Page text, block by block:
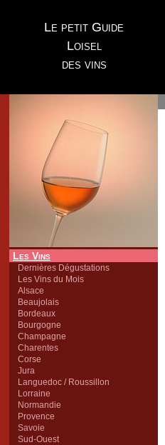
Le petit Guide
Loisel
des vins
Les Vins
Dernières Dégustations
Les Vins du Mois
Alsace
Beaujolais
Bordeaux
Bourgogne
Champagne
Charentes
Corse
Jura
Languedoc / Roussillon
Lorraine
Normandie
Provence
Savoie
Sud-Ouest